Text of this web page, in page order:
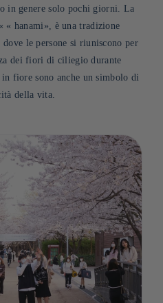
in genere solo pochi giorni. La
« hanami», è una tradizione
le persone si riuniscono per
dei fiori di ciliegio durante
fiore sono anche un simbolo di
della vita.